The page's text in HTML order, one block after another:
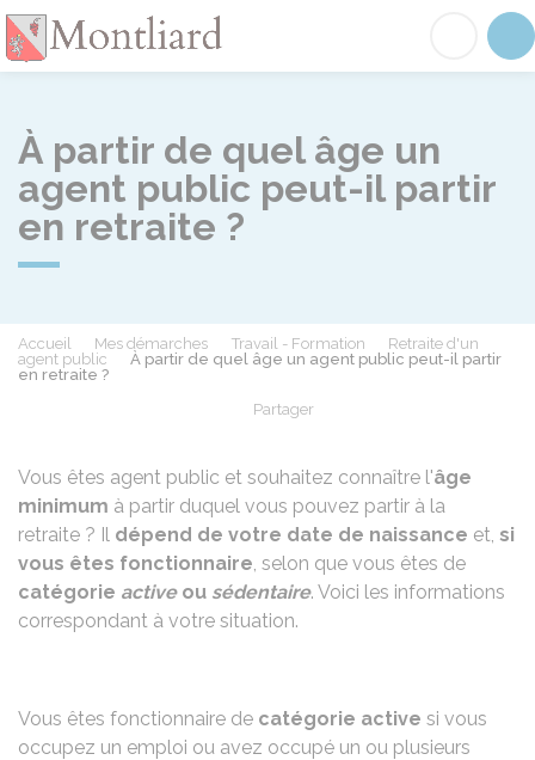
À partir de quel âge un
agent public peut-il partir
en retraite ?
Accueil Mes démarches Travail - Formation
Retraite d'un
agent public
À partir de quel âge un agent public peut-il partir
en retraite ?
Partager
Vous êtes agent public et souhaitez connaître l'âge
minimum à partir duquel vous pouvez partir à la
retraite ? Il dépend de votre date de naissance et, si
vous êtes fonctionnaire, selon que vous êtes de
catégorie activeou sédentaire. Voici les informations
correspondant à votre situation.
Vous êtes fonctionnaire de catégorie active si vous
occupez un emploi ou avez occupé un ou plusieurs